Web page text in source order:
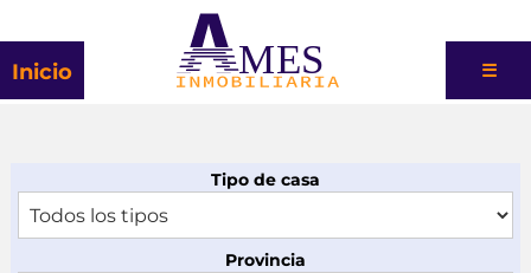
MES
Inicio ☰
Tipo de casa
Provincia